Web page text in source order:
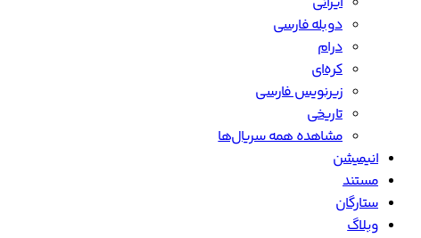
دوبله فارسی
درام
کره‌ای
زیرنویس فارسی
تاریخی
مشاهده همه سریال‌ها
انیمیشن
مستند
ستارگان
وبلاگ